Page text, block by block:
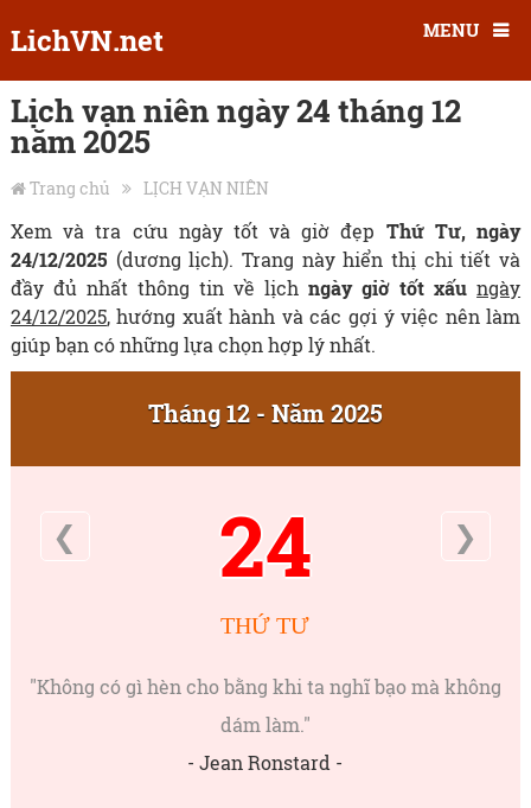
LichVN.net MENU
Lịch vạn niên ngày 24 tháng 12
năm 2025
Trang chủ LỊCH VẠN NIÊN
Xem và tra cứu ngày tốt và giờ đẹp Thứ Tư, ngày
24/12/2025 (dương lịch). Trang này hiển thị chi tiết và
đầy đủ nhất thông tin về lịchngày giờ tốt xấu ngày
24/12/2025, hướng xuất hành và các gợi ý việc nên làm
giúp bạn có những lựa chọn hợp lý nhất.
Tháng 12 - Năm 2025
❮ 24 ❯
THỨ TƯ
"Không có gì hèn cho bằng khi ta nghĩ bạo mà không
dám làm."
- Jean Ronstard -